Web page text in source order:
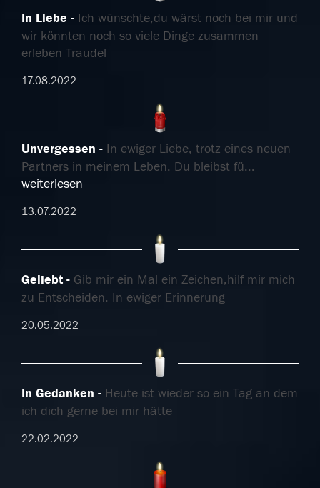
In Liebe
Ich wünschte,du wärst noch bei mir und
wir könnten noch so viele Dinge zusammen
erleben Traudel
17.08.2022
Unvergessen
In ewiger Liebe, trotz eines neuen
Partners in meinem Leben. Du bleibst fü...
weiterlesen
13.07.2022
Geliebt
Gib mir ein Mal ein Zeichen,hilf mir mich
zu Entscheiden. In ewiger Erinnerung
20.05.2022
In Gedanken
Heute ist wieder so ein Tag an dem
ich dich gerne bei mir hätte
22.02.2022